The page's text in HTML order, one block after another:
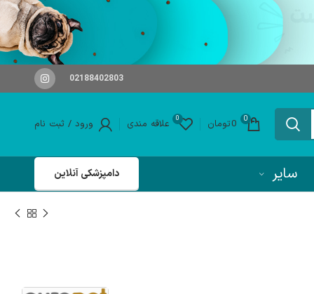
02188402803
0
0تومان 0 علاقه مندی ورود / ثبت نام
سایر دامپزشکی آنلاین